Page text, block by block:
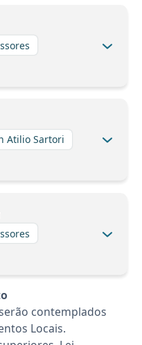
Atilio Sartori
contemplados
Locais.